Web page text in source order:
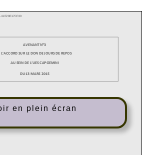
en plein écran